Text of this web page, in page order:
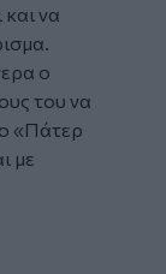
να
ο
του να
«Πάτερ
με